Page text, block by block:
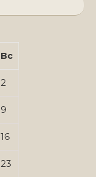
Вс
2
9
16
23